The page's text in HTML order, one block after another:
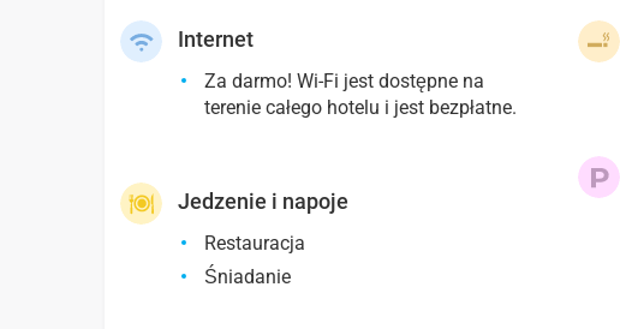
Internet
Za darmo! Wi-Fi jest dostępne na
terenie całego hotelu i jest bezpłatne.
Jedzenie i napoje
Restauracja
Śniadanie